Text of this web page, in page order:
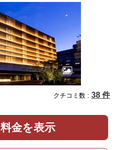
クチコミ数 : 38 件
料金を表示